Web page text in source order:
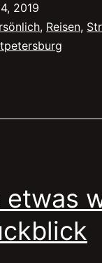
für
einen
St.
Winter
2019
, Reisen,
etwas